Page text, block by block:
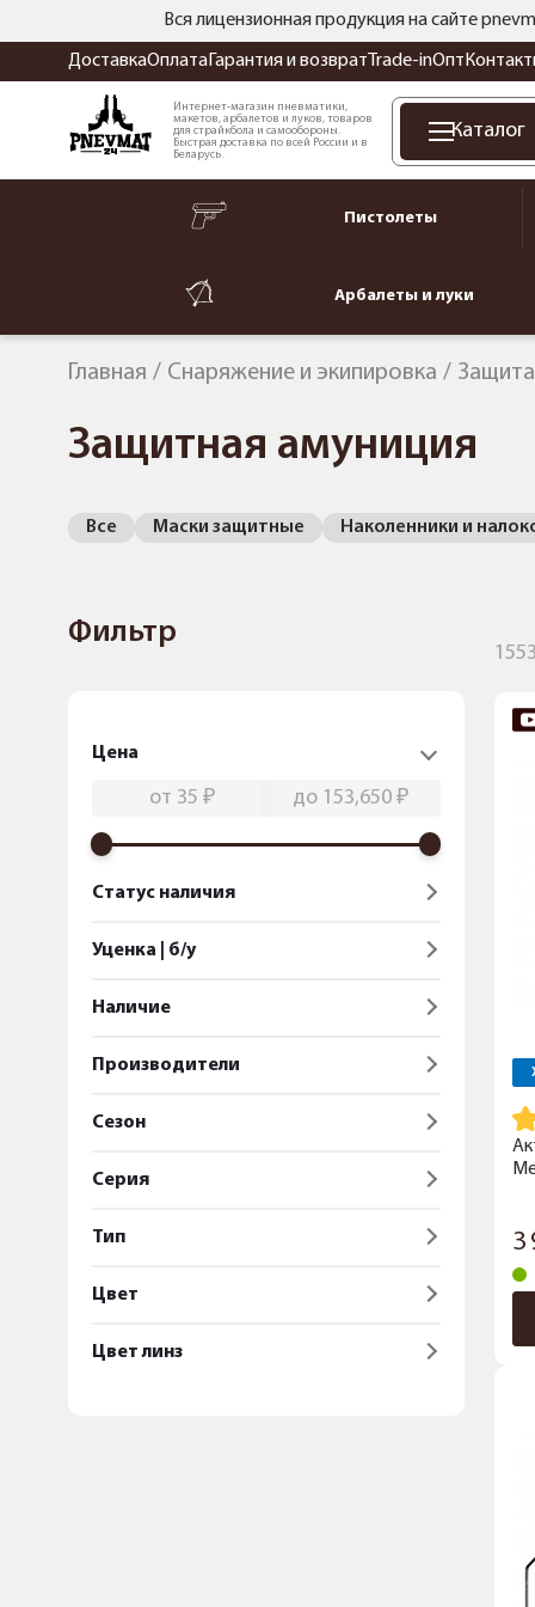
Вся лицензионная продукция на сайте
ДоставкаОплата Гарантия и возврат Trade-inОпт
Интернет-магазин пневматики,
макетов, арбалетов и луков, товаров
для страйкбола и самообороны.
Быстрая доставка по всей России и в
Беларусь.
Каталог
Пистолеты
Арбалеты и луки
Главная Снаряжение и экипировка Защита
Защитная амуниция
Все Маски защитные Наколенники и
Фильтр
Цена
Статус наличия
Уценка | б/у
Наличие
Производители
Сезон
Серия
Тип
Цвет
Цвет линз
3